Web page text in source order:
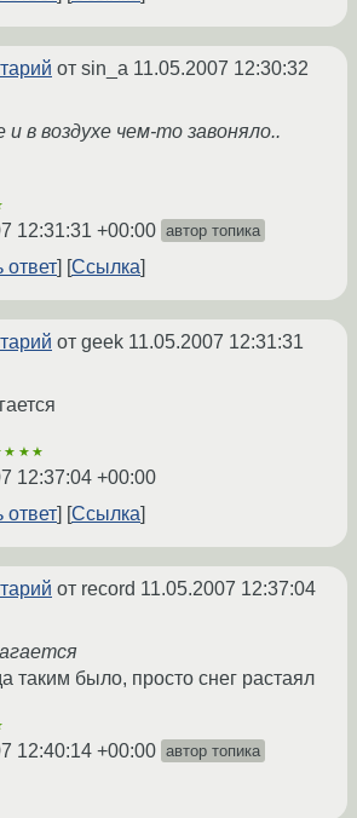
от sin_a 11.05.2007 12:30:32
в воздухе чем-то завоняло..
12:31:31 +00:00 автор топика
ответ Ссылка
от geek 11.05.2007 12:31:31
12:37:04 +00:00
ответ
Ссылка
от record 11.05.2007 12:37:04
таким было, просто снег растаял
12:40:14 +00:00 автор топика